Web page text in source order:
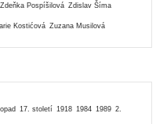
Zdeňka Pospíšilová Zdislav Šíma
Kostićová Zuzana Musilová
17. století 1918 1984 1989 2.